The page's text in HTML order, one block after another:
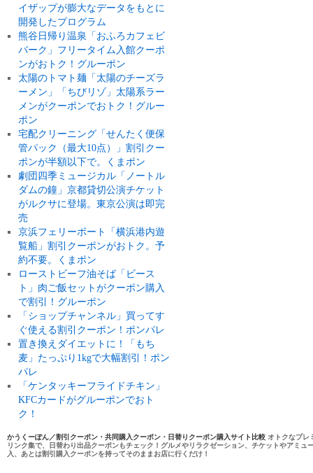
イザップが膨大なデータをもとに
開発したプログラム
熊谷日帰り温泉「おふろカフェビ
バーク」フリータイム入館クーポ
ンがおトク！グルーポン
太陽のトマト麺「太陽のチーズラ
ーメン」「ちびリゾ」太陽系ラー
メンがクーポンでおトク！グルー
ポン
宅配クリーニング「せんたく便保
管パック（最大10点）」割引クー
ポンが半額以下で。くまポン
劇団四季ミュージカル「ノートル
ダムの鐘」京都貸切公演チケット
がルクサに登場。東京公演は即完
売
京浜フェリーボート「横浜港内遊
覧船」割引クーポンがおトク。予
約不要。くまポン
ローストビーフ油そば「ビース
ト」肉ご飯セットがクーポン購入
で割引！グルーポン
「ショップチャンネル」買ってす
ぐ使える割引クーポン！ポンパレ
置き換えダイエットに！「もち
麦」たっぷり1kgで大幅割引！ポン
パレ
「ケンタッキーフライドチキン」
KFCカードがグルーポンでおト
ク！
かうくーぽん／割引クーポン・共同購入クーポン・日替りクーポン購入サイト比較 オトクなプレ
リンク集で、日替わり出品クーポンもチェック！グルメやリラクゼーション、チケットやアミ
入、あとは割引購入クーポンを持ってそのままお店に行くだけ！